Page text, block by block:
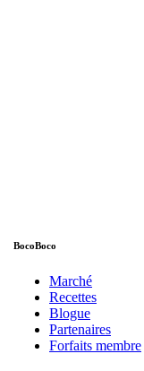
BocoBoco
Marché
Recettes
Blogue
Partenaires
Forfaits membre